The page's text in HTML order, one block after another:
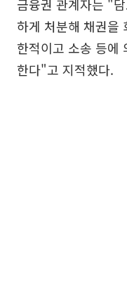
금융권 관계자는 "
하게 처분해 채권을
한적이고 소송 등에
한다"고 지적했다.